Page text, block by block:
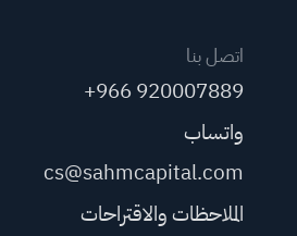
اتصل بنا
+966 920007889
واتساب
cs@sahmcapital.com
الملاحظات والاقتراحات